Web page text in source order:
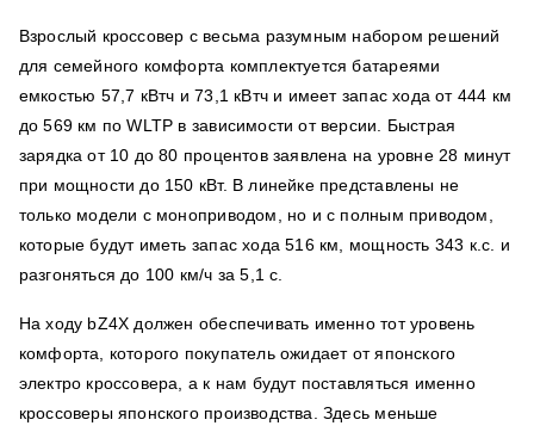
Взрослый кроссовер с весьма разумным набором решений
для семейного комфорта комплектуется батареями
емкостью 57,7 кВтч и 73,1 кВтч и имеет запас хода от 444 км
до 569 км по WLTP в зависимости от версии. Быстрая
зарядка от 10 до 80 процентов заявлена на уровне 28 минут
при мощности до 150 кВт. В линейке представлены не
только модели с моноприводом, но и с полным приводом,
которые будут иметь запас хода 516 км, мощность 343 к.с. и
разгоняться до 100 км/ч за 5,1 с.
На ходу bZ4X должен обеспечивать именно тот уровень
комфорта, которого покупатель ожидает от японского
электро кроссовера, а к нам будут поставляться именно
кроссоверы японского производства. Здесь меньше